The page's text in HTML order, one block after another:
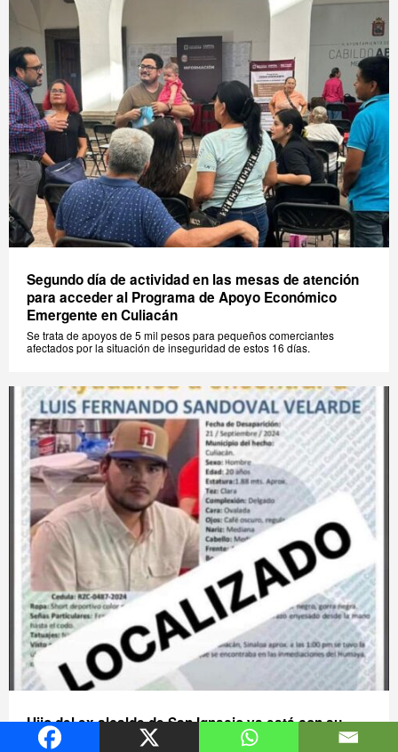
Segundo día de actividad en las mesas de atención
para acceder al Programa de Apoyo Económico
Emergente en Culiacán
Se trata de apoyos de 5 mil pesos para pequeños comerciantes
afectados por la situación de inseguridad de estos 16 días.
Hijo del ex alcalde de San Ignacio ya está con su
familia